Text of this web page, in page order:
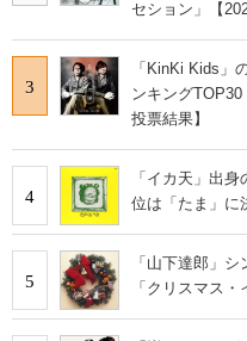
セション」【
3
「KinKi Kids」
ンキング
投票結果】
4
「イカ天」出
位は「たま」に
5
「山下達郎」
「クリスマス